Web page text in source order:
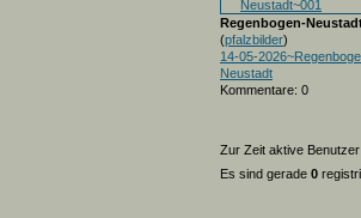
Regenbogen-
(pfalzbilder)
14-05-
Neustadt
Kommentare: 0
Zur Zeit aktive
Es sind gerade 0